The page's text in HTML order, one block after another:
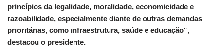
princípios da legalidade, moralidade, economicidade e
razoabilidade, especialmente diante de outras demandas
prioritárias, como infraestrutura, saúde e educação”,
destacou o presidente.